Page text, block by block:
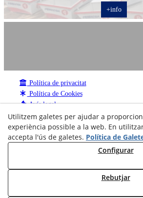
+info
Política de privacitat
Política de Cookies
Avís legal
Canal de denúncies
Mapa Web
CENTRAL: Carretera de Manresa 50-60
Utilitzem galetes per ajudar a
experiència possible a la web. En
accepta l'ús de galetes. Política de
Configurar
Rebutjar